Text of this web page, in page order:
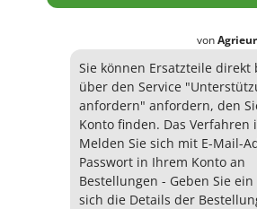
von
Sie können Ersatzteile direkt
über den Service
anfordern" anfordern, den
Konto finden. Das Verfahren
Melden Sie sich mit E-Mail-
Passwort in Ihrem Konto an
Bestellungen - Geben Sie
sich die Details der